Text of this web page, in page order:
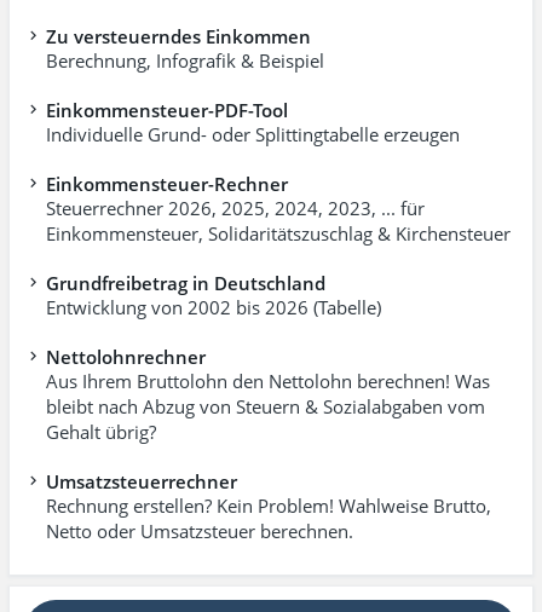
Zu versteuerndes Einkommen
Berechnung, Infografik & Beispiel
Einkommensteuer-PDF-Tool
Individuelle Grund- oder Splittingtabelle erzeugen
Einkommensteuer-Rechner
Steuerrechner 2026, 2025, 2024, 2023, ... für
Einkommen­steuer, Soli­dari­täts­zuschlag & Kirchensteuer
Grundfreibetrag in Deutschland
Entwicklung von 2002 bis 2026 (Tabelle)
Nettolohnrechner
Aus Ihrem Bruttolohn den Nettolohn berechnen! Was
bleibt nach Abzug von Steuern & Sozialabgaben vom
Gehalt übrig?
Umsatzsteuerrechner
Rechnung erstellen? Kein Problem! Wahlweise Brutto,
Netto oder Umsatzsteuer berechnen.